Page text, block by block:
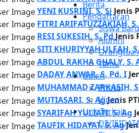
Berita
Pendaftaran
Siswa Baru
Alumni
Orangtua
Tamu
Galeri
Photo
Video
Link Terkait
YENI KUSRINI, S. Si Jenis
FITRI ARIFATUZZAKIAH,
RESI SUKESIH, S. PdJenis
SITI KHURIYYAH ULFAH,
ABDUL RAKHA GHALY, S.
DADAY ANWAR, S. Pd. I
MUHAMMAD ZARKASIH,
MUTIASARI, S. Ag Jenis
SYARIFAH YULIATI, S. Ag
TAUFIK HIDAYAT, S. Ag